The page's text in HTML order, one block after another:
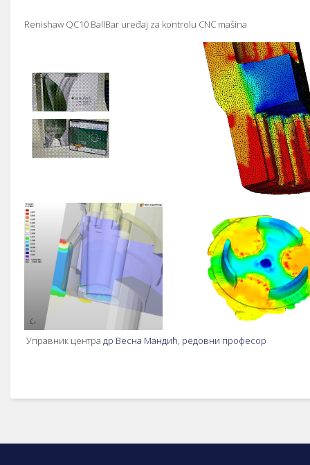
Renishaw QC10 BallBar uređaj za kontrolu CNC mašina
Управник центра др Весна Мандић, редовни професор